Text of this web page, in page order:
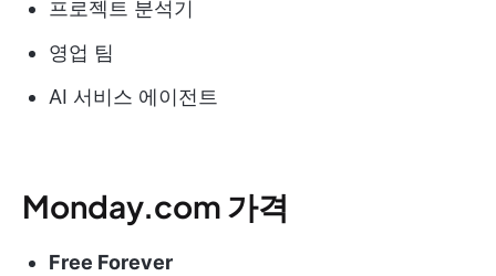
프로젝트 분석기
영업 팀
AI 서비스 에이전트
Monday.com 가격
Free Forever